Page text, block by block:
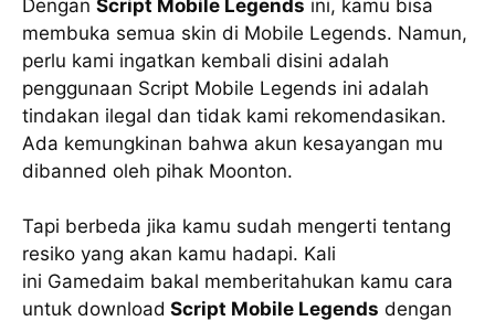
Dengan Script Mobile Legends ini, kamu bisa
membuka semua skin di Mobile Legends. Namun,
perlu kami ingatkan kembali disini adalah
penggunaan Script Mobile Legends ini adalah
tindakan ilegal dan tidak kami rekomendasikan.
Ada kemungkinan bahwa akun kesayangan mu
dibanned oleh pihak Moonton.
Tapi berbeda jika kamu sudah mengerti tentang
resiko yang akan kamu hadapi. Kali
ini Gamedaim bakal memberitahukan kamu cara
untuk download Script Mobile Legends dengan